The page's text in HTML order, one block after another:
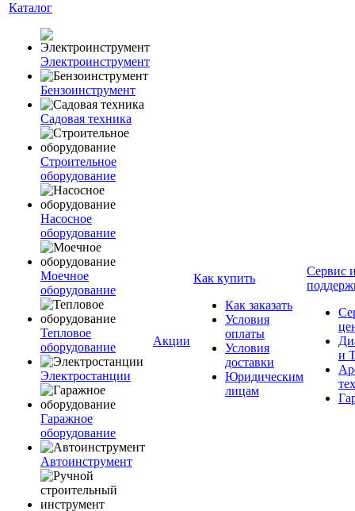
Каталог
Электроинструмент
Бензоинструмент
Садовая техника
Строительное
оборудование
Насосное
оборудование
Моечное
оборудование
Тепловое
оборудование
Электростанции
Гаражное
оборудование
Автоинструмент
Акции
Как купить
Как заказать
Условия
оплаты
Условия
доставки
Юридическим
лицам
Сервис
и